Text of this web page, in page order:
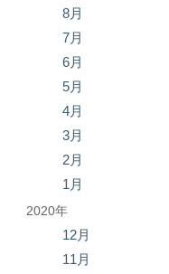
8月
7月
6月
5月
4月
3月
2月
1月
2020年
12月
11月